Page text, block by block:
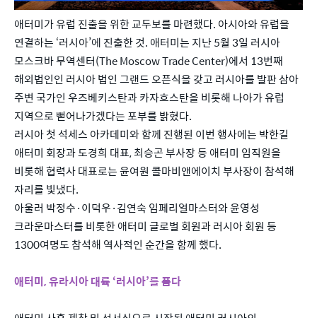
애터미가 유럽 진출을 위한 교두보를 마련했다. 아시아와 유럽을
연결하는 ‘러시아’에 진출한 것. 애터미는 지난 5월 3일 러시아
모스크바 무역센터(The Moscow Trade Center)에서 13번째
해외법인인 러시아 법인 그랜드 오픈식을 갖고 러시아를 발판 삼아
주변 국가인 우즈베키스탄과 카자흐스탄을 비롯해 나아가 유럽
지역으로 뻗어나가겠다는 포부를 밝혔다.
러시아 첫 석세스 아카데미와 함께 진행된 이번 행사에는 박한길
애터미 회장과 도경희 대표, 최승곤 부사장 등 애터미 임직원을
비롯해 협력사 대표로는 윤여원 콜마비앤에이치 부사장이 참석해
자리를 빛냈다.
아울러 박정수·이덕우·김연숙 임페리얼마스터와 윤영성
크라운마스터를 비롯한 애터미 글로벌 회원과 러시아 회원 등
1300여명도 참석해 역사적인 순간을 함께 했다.
애터미, 유라시아 대륙 ‘러시아’를 품다